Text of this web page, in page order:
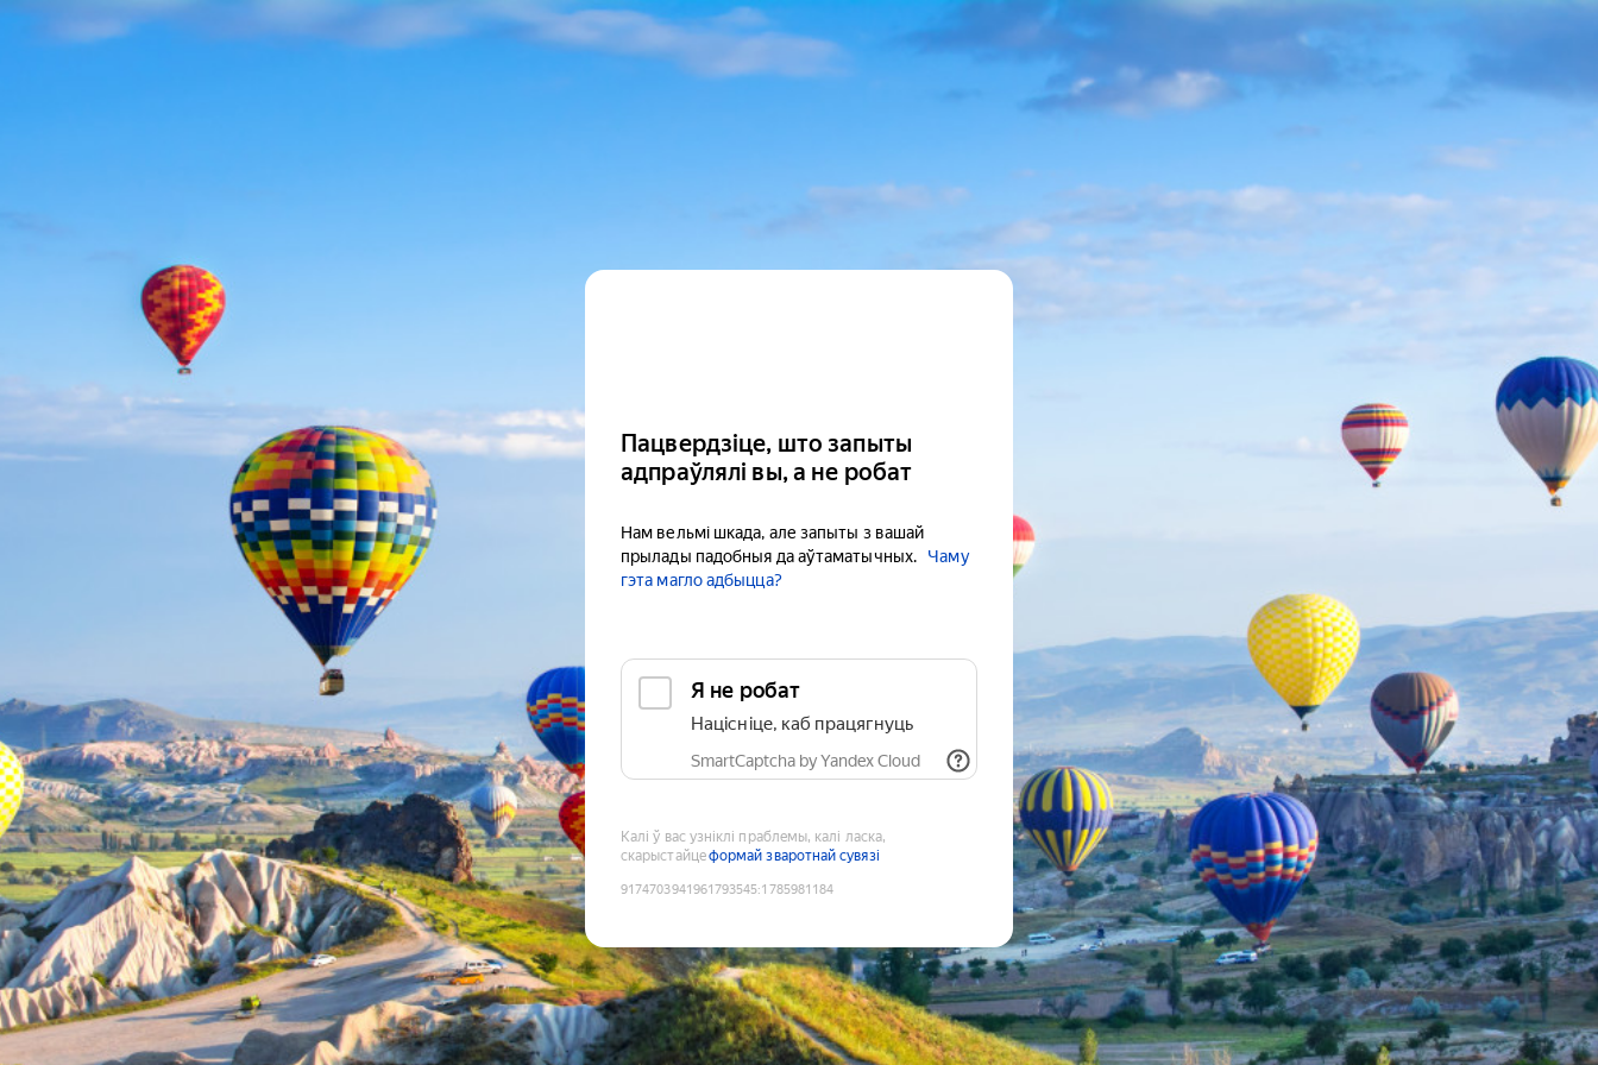
Пацвердзіце, што запыты
адпраўлялі вы, а не робат
Нам вельмі шкада, але запыты з вашай
прылады падобныя да аўтаматычных.
Чаму
гэта магло адбыцца?
Я не робат
Націсніце, каб працягнуць
SmartCaptcha by Yandex Cloud
Калі ў вас узніклі праблемы, калі ласка,
скарыстайцеформай зваротнай сувязі
9174703941961793545:1785981184